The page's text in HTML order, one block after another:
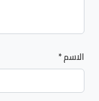
الاسم*